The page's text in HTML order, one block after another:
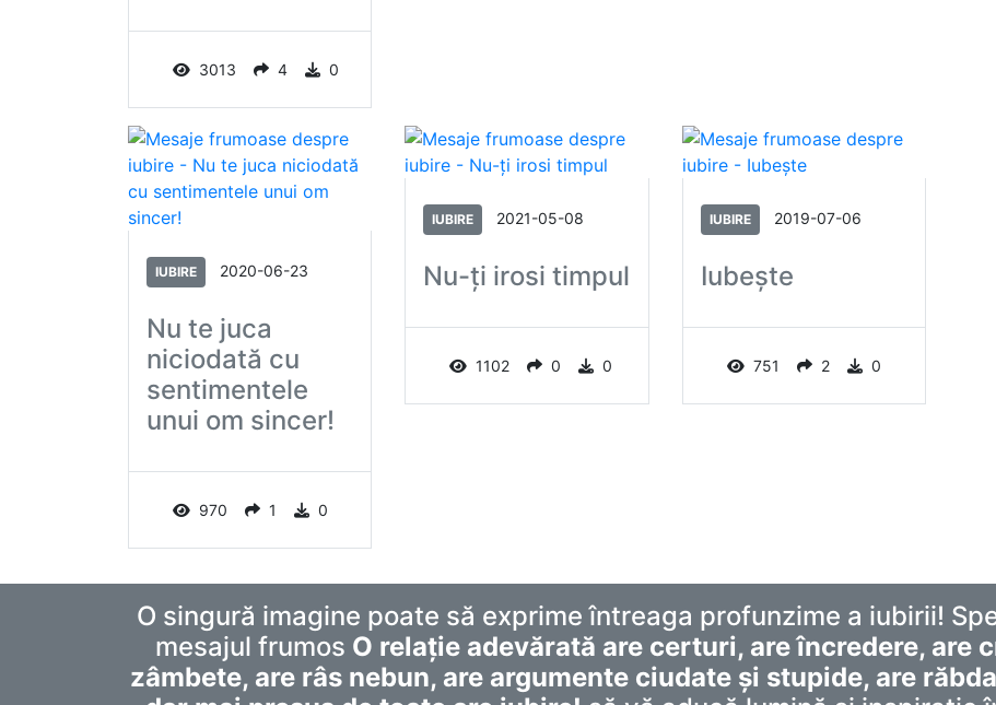
3013 4 0
IUBIRE 2020-06-23
Nu te juca
niciodată cu
sentimentele
unui om sincer!
970 1 0
IUBIRE 2021-05-08
Nu-ți irosi timpul
1102 0 0
IUBIRE 2019-07-06
Iubeşte
751 2 0
O singură imagine poate să exprime întreaga profunzime a iubirii!
mesajul frumos O relație adevărată are certuri, are încredere, are
zâmbete, are râs nebun, are argumente ciudate și stupide, are